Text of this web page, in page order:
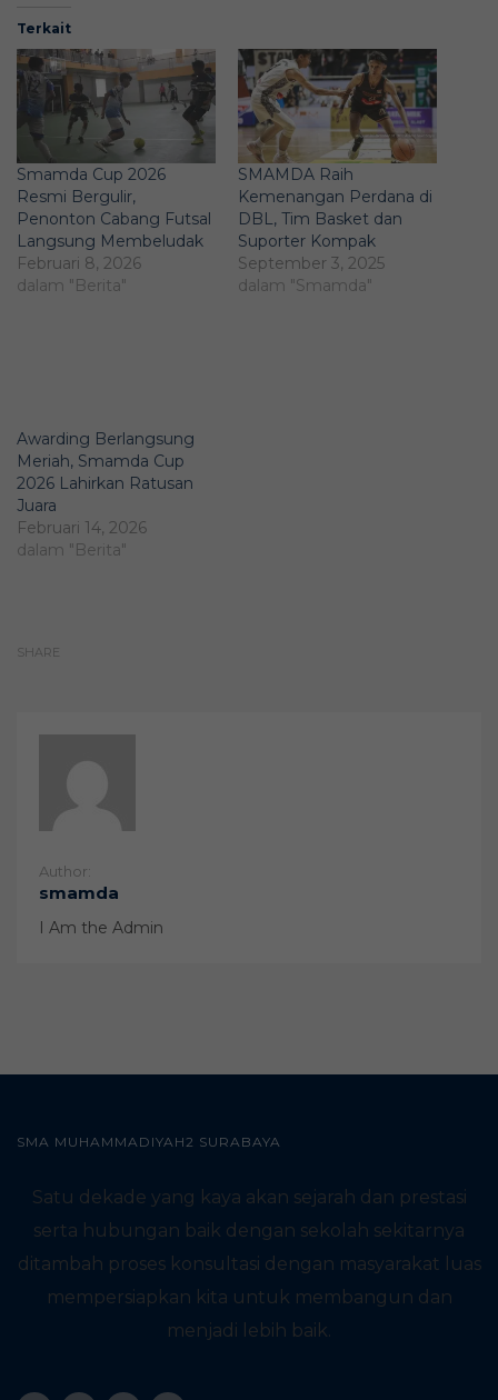
Terkait
Smamda Cup 2026
Resmi Bergulir,
Penonton Cabang Futsal
Langsung Membeludak
Februari 8, 2026
dalam "Berita"
SMAMDA Raih
Kemenangan Perdana di
DBL, Tim Basket dan
Suporter Kompak
September 3, 2025
dalam "Smamda"
Awarding Berlangsung
Meriah, Smamda Cup
2026 Lahirkan Ratusan
Juara
Februari 14, 2026
dalam "Berita"
SHARE
Author:
smamda
I Am the Admin
SMA MUHAMMADIYAH2 SURABAYA
Satu dekade yang kaya akan sejarah dan prestasi
serta hubungan baik dengan sekolah sekitarnya
ditambah proses konsultasi dengan masyarakat luas
mempersiapkan kita untuk membangun dan
menjadi lebih baik.